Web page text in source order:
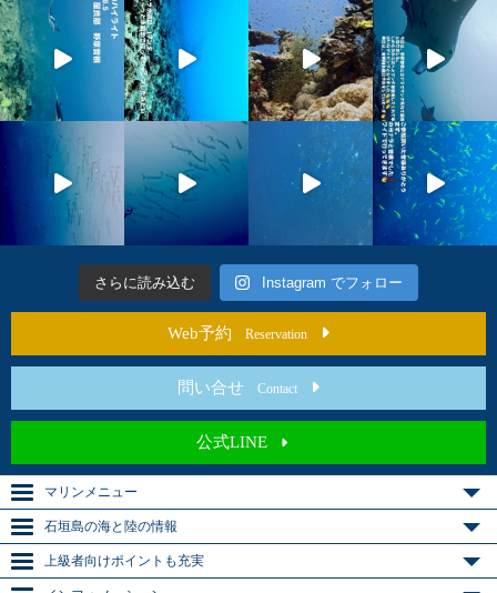
さらに読み込む Instagram でフォロー
Web予約 Reservation
問い合せ Contact
公式LINE
マリンメニュー
石垣島の海と陸の情報
上級者向けポイントも充実